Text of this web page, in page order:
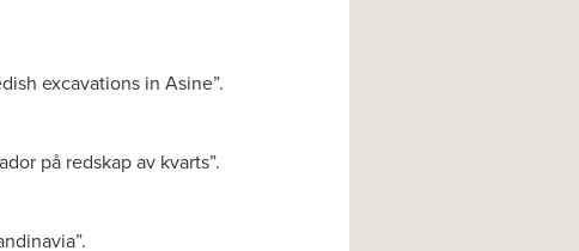
excavations in Asine”.
på redskap av kvarts”.